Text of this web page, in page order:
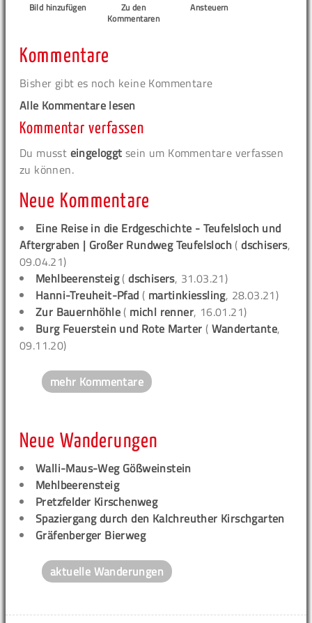
Bild hinzufügen
Zu den
Kommentaren
Ansteuern
Kommentare
Bisher gibt es noch keine Kommentare
Alle Kommentare lesen
Kommentar verfassen
Du musst eingeloggt sein um Kommentare verfassen
zu können.
Neue Kommentare
Eine Reise in die Erdgeschichte - Teufelsloch und
Aftergraben | Großer Rundweg Teufelsloch (dschisers,
09.04.21)
Mehlbeerensteig(dschisers, 31.03.21)
Hanni-Treuheit-Pfad ( martinkiessling, 28.03.21)
Zur Bauernhöhle ( michl renner, 16.01.21)
Burg Feuerstein und Rote Marter ( Wandertante,
09.11.20)
mehr Kommentare
Neue Wanderungen
Walli-Maus-Weg Gößweinstein
Mehlbeerensteig
Pretzfelder Kirschenweg
Spaziergang durch den Kalchreuther Kirschgarten
Gräfenberger Bierweg
aktuelle Wanderungen